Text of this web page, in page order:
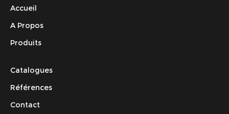
Accueil
A Propos
Produits
Catalogues
Références
Contact